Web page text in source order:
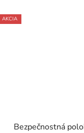
AKCIA
Bezpečnostná